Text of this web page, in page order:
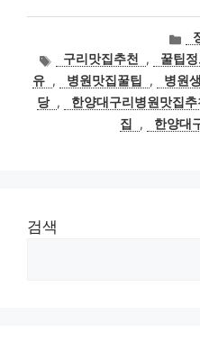
카
테
고
리
태
그
구리맛집추천 , 꿀팁정
유 , 병원맛집꿀팁 , 병원
당 , 한양대구리병원맛집추
집
, 한양대
검색